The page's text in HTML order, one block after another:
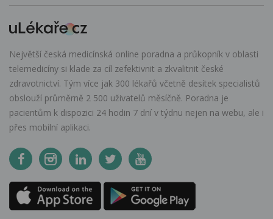
Největší česká medicínská online poradna a průkopník v oblasti
telemedicíny si klade za cíl zefektivnit a zkvalitnit české
zdravotnictví. Tým více jak 300 lékařů včetně desítek specialistů
obslouží průměrně 2 500 uživatelů měsíčně. Poradna je
pacientům k dispozici 24 hodin 7 dní v týdnu nejen na webu, ale i
přes mobilní aplikaci.